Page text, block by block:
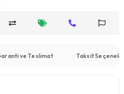
ve Teslimat Taksit